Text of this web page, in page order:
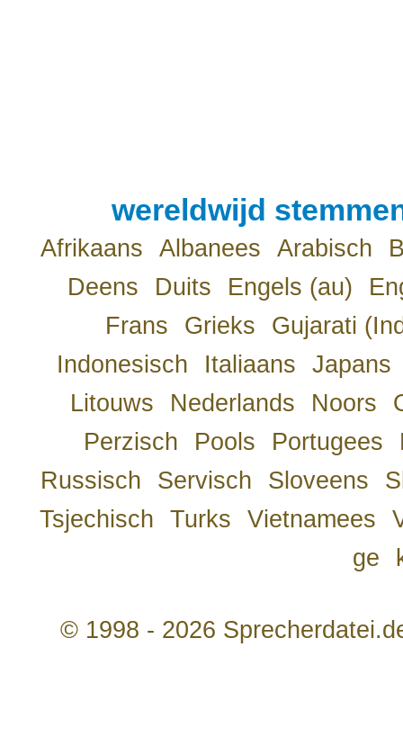
wereldwijd
Afrikaans Albanees Arabisch
Deens
Duits Engels (au)
Frans
Grieks
Gujarati
Indonesisch
Italiaans
Japans
Litouws
Nederlands Noors
Perzisch
Pools Portugees
Russisch
Servisch Sloveens
Tsjechisch
Turks Vietnamees
ge
© 1998 - 2026